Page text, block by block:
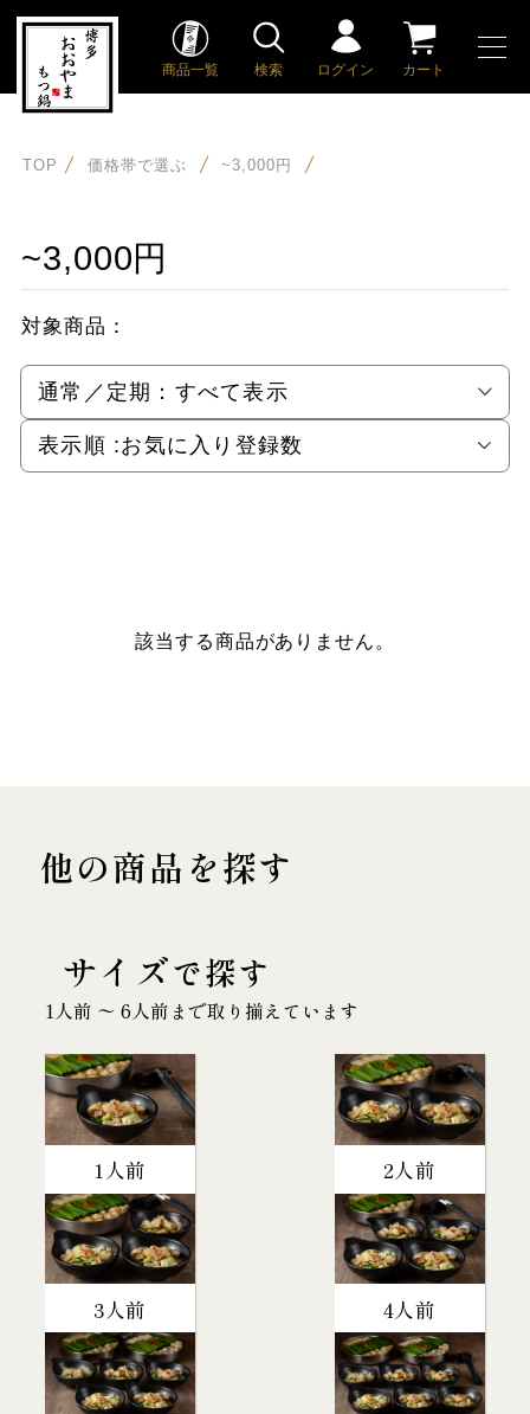
商品一覧 検索 ログイン カート
TOP 価格帯で選ぶ ~3,000円
~3,000円
対象商品：
通常／定期： すべて表示
表示順 :お気に入り登録数
該当する商品がありません。
他の商品を探す
サイズで探す
1人前 〜 6人前まで取り揃えています
1人前 2人前
3人前 4人前